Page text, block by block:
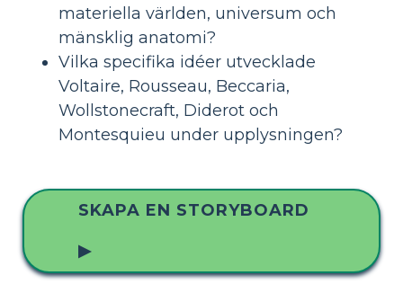
materiella världen, universum och
mänsklig anatomi?
Vilka specifika idéer utvecklade
Voltaire, Rousseau, Beccaria,
Wollstonecraft, Diderot och
Montesquieu under upplysningen?
SKAPA EN STORYBOARD
▶